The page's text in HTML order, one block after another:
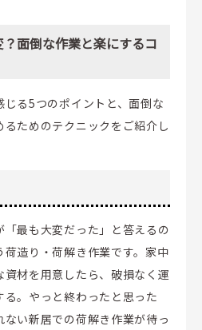
面倒な作業と楽にするコ
る5つのポイントと、面倒な
ためのテクニックをご紹介し
最も大変だった」と答えるの
造り・荷解き作業です。家中
材を用意したら、破損なく運
。やっと終わったと思った
い新居での荷解き作業が待っ